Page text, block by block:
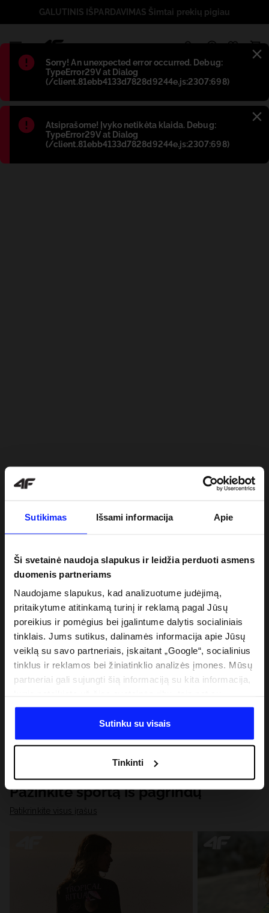
Sutikimas Išsami informacija Apie
Ši svetainė naudoja slapukus ir leidžia perduoti asmens
duomenis partneriams
Naudojame slapukus, kad analizuotume judėjimą,
pritaikytume atitinkamą turinį ir reklamą pagal Jūsų
poreikius ir pomėgius bei įgalintume dalytis socialiniais
tinklais. Jums sutikus, dalinamės informacija apie Jūsų
veiklą su savo partneriais, įskaitant „Google“, socialinius
tinklus ir reklamos bei žiniatinklio analizės įmones. Mūsų
partneriai gali sujungti šią informaciją su kita informacija,
duomenimis, kuriuos jie gauna, kai naudojatės jų
paslaugomis. Gavus Jūsų leidimą, mes galime perduoti
Jūsų asmeninę informaciją savo partneriams, siekdami
analitinius tyrimus, pritaikyti turinį ir tobulinti mūsų
partnerių siūlomus sprendimus (pvz., socialinius tinklus).
Išsamią informaciją rasite mūsų Privatumo politikoje ir
skiltyje „Išsami informacija“.
Sutinku su visais
Tinkinti
Błąd:
Sorry! An unexpected error occurred. Debug:
TypeError29V at Dialog
(/client.81ebb4133d7828d9244e.js:2307:698)
Błąd:
Atsiprašome! Įvyko netikėta klaida. Debug:
TypeError29V at Dialog
(/client.81ebb4133d7828d9244e.js:2307:698)
GALUTINIS IŠPARDAVIMAS Šimtai prekių pigiau
Pažinkite sportą iš pagrindų
Patikrinkite visus įrašus